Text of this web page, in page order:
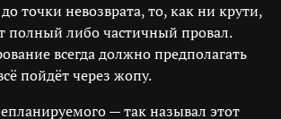
точки невозврата, то, как ни крути,
полный либо частичный провал.
всегда должно предполагать
пойдёт через жопу.
— так называл этот